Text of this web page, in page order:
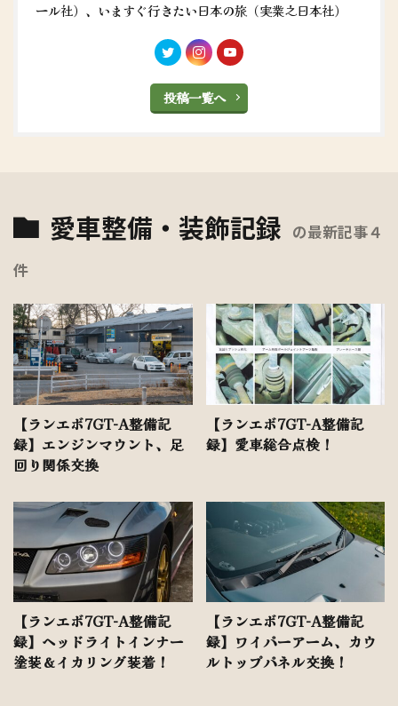
ール社）、いますぐ行きたい日本の旅（実業之日本社）
投稿一覧へ
愛車整備・装飾記録 の最新記事４
件
【ランエボ7GT-A整備記
録】エンジンマウント、足
回り関係交換
【ランエボ7GT-A整備記
録】愛車総合点検！
【ランエボ7GT-A整備記
録】ヘッドライトインナー
塗装＆イカリング装着！
【ランエボ7GT-A整備記
録】ワイパーアーム、カウ
ルトップパネル交換！